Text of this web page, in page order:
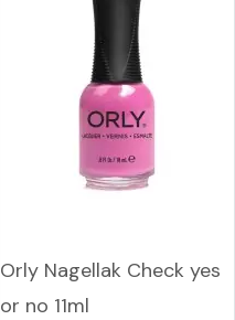
Orly Nagellak Check yes
or no 11ml